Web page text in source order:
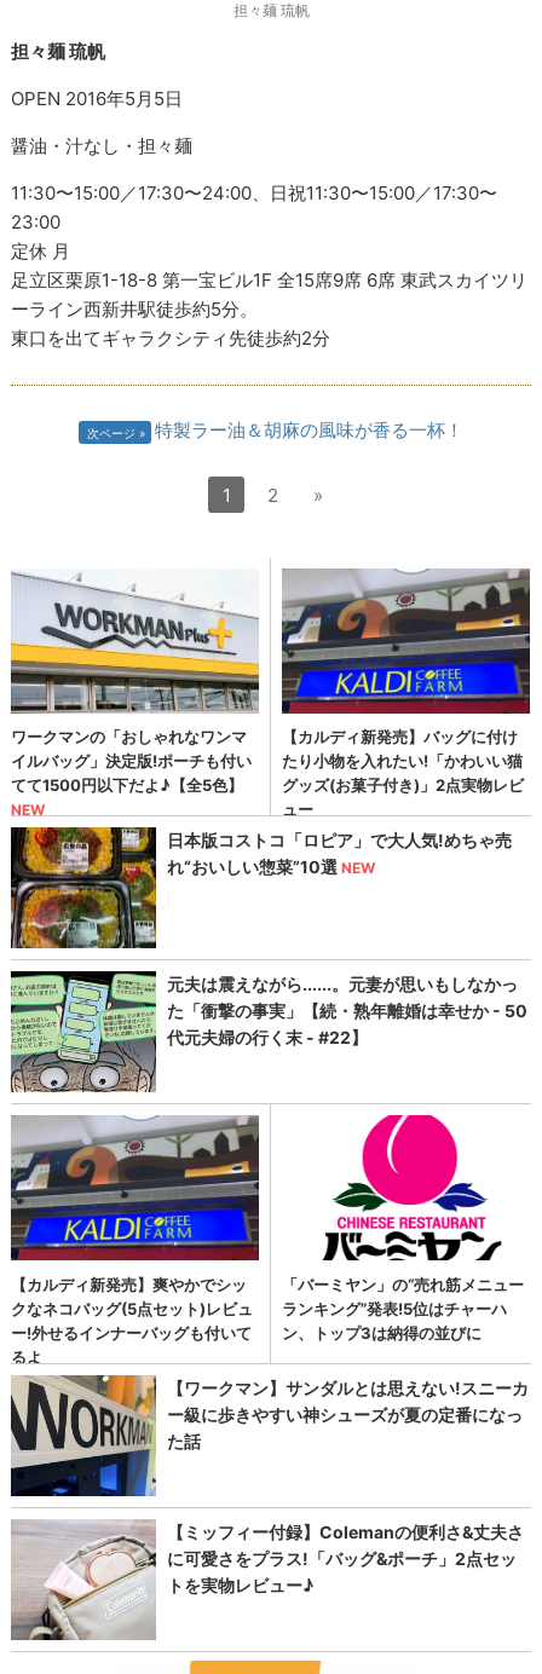
担々麺 琉帆
担々麺 琉帆
OPEN 2016年5月5日
醤油・汁なし・担々麺
11:30〜15:00／17:30〜24:00、日祝11:30〜15:00／17:30〜
23:00
定休 月
足立区栗原1-18-8 第一宝ビル1F 全15席9席 6席 東武スカイツリ
ーライン西新井駅徒歩約5分。
東口を出てギャラクシティ先徒歩約2分
次ページ 特製ラー油＆胡麻の風味が香る一杯！
1 2 »